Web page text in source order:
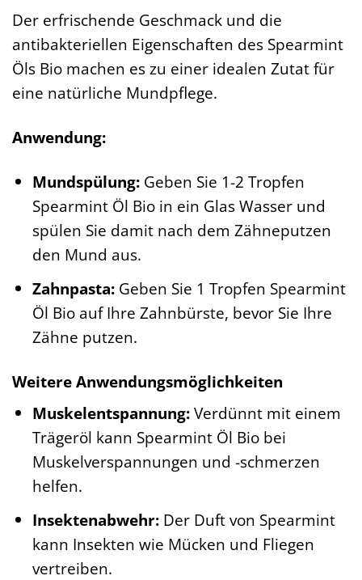
Der erfrischende Geschmack und die
antibakteriellen Eigenschaften des Spearmint
Öls Bio machen es zu einer idealen Zutat für
eine natürliche Mundpflege.
Anwendung:
Mundspülung:Geben Sie 1-2 Tropfen
Spearmint Öl Bio in ein Glas Wasser und
spülen Sie damit nach dem Zähneputzen
den Mund aus.
Zahnpasta:Geben Sie 1 Tropfen Spearmint
Öl Bio auf Ihre Zahnbürste, bevor Sie Ihre
Zähne putzen.
Weitere Anwendungsmöglichkeiten
Muskelentspannung:Verdünnt mit einem
Trägeröl kann Spearmint Öl Bio bei
Muskelverspannungen und -schmerzen
helfen.
Insektenabwehr:Der Duft von Spearmint
kann Insekten wie Mücken und Fliegen
vertreiben.